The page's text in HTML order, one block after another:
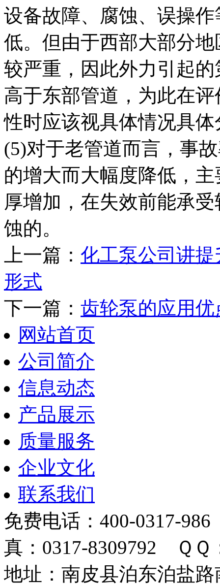
设备故障、腐蚀、误操
低。但由于西部大部分
较严重，因此外力引起
高于东部管道，为此在
性时应该视具体情况具
(5)对于老管道而言，事
的增大而大幅度降低，
厚增加，在失效前能承
蚀的。
上一篇： 化工泵公司讲
形式
下一篇： 齿轮泵的应用
网站首页
公司简介
信息动态
产品展示
质量服务
企业文化
联系我们
免费电话：400-0317-
真：0317-8309792 ＱＱ
地址：南皮县泊东泊盐